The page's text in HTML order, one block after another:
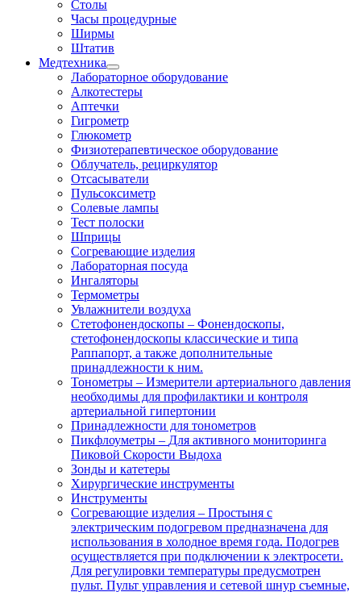
Столы
Часы процедурные
Ширмы
Штатив
Медтехника
Лабораторное оборудование
Алкотестеры
Аптечки
Гигрометр
Глюкометр
Физиотерапевтическое оборудование
Облучатель, рециркулятор
Отсасыватели
Пульсоксиметр
Солевые лампы
Тест полоски
Шприцы
Согревающие изделия
Лабораторная посуда
Ингаляторы
Термометры
Увлажнители воздуха
Стетофонендоскопы – Фонендоскопы,
стетофонендоскопы классические и типа
Раппапорт, а также дополнительные
принадлежности к ним.
Тонометры – Измерители артериального давления
необходимы для профилактики и контроля
артериальной гипертонии
Принадлежности для тонометров
Пикфлоуметры – Для активного мониторинга
Пиковой Скорости Выдоха
Зонды и катетеры
Хирургические инструменты
Инструменты
Согревающие изделия – Простыня с
электрическим подогревом предназначена для
использования в холодное время года. Подогрев
осуществляется при подключении к электросети.
Для регулировки температуры предусмотрен
пульт. Пульт управления и сетевой шнур съемные,